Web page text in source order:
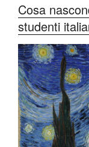
Cosa
studenti